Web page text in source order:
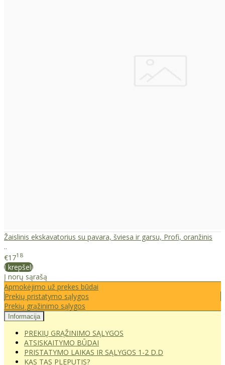
Žaislinis ekskavatorius su pavara, šviesa ir garsu, Profi, oranžinis
..
€1718
Į krepšelį
Į norų sąrašą
Apmokėjimo už prekes būdai
Prekių pristatymo sąlygos
Prekių grąžinimo sąlygos
Informacija
PREKIŲ GRĄŽINIMO SĄLYGOS
ATSISKAITYMO BŪDAI
PRISTATYMO LAIKAS IR SĄLYGOS 1-2 D.D
KAS TAS PLEPUTIS?